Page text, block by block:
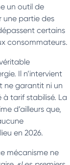
un outil de
une partie des
certains
consommateurs.
Il n’intervient
ne garantit ni un
à tarif stabilisé. La
d’ailleurs que,
en 2026.
mécanisme ne